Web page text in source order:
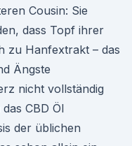
Cousin: Sie
dass Topf ihrer
zu Hanfextrakt – das
Ängste
nicht vollständig
CBD Öl
der üblichen